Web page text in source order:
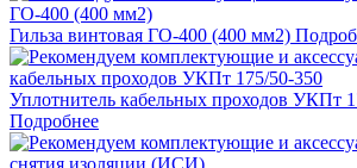
Гильза винтовая ГО-400 (400 мм2)
Уплотнитель кабельных проходов УКПт
Подробнее